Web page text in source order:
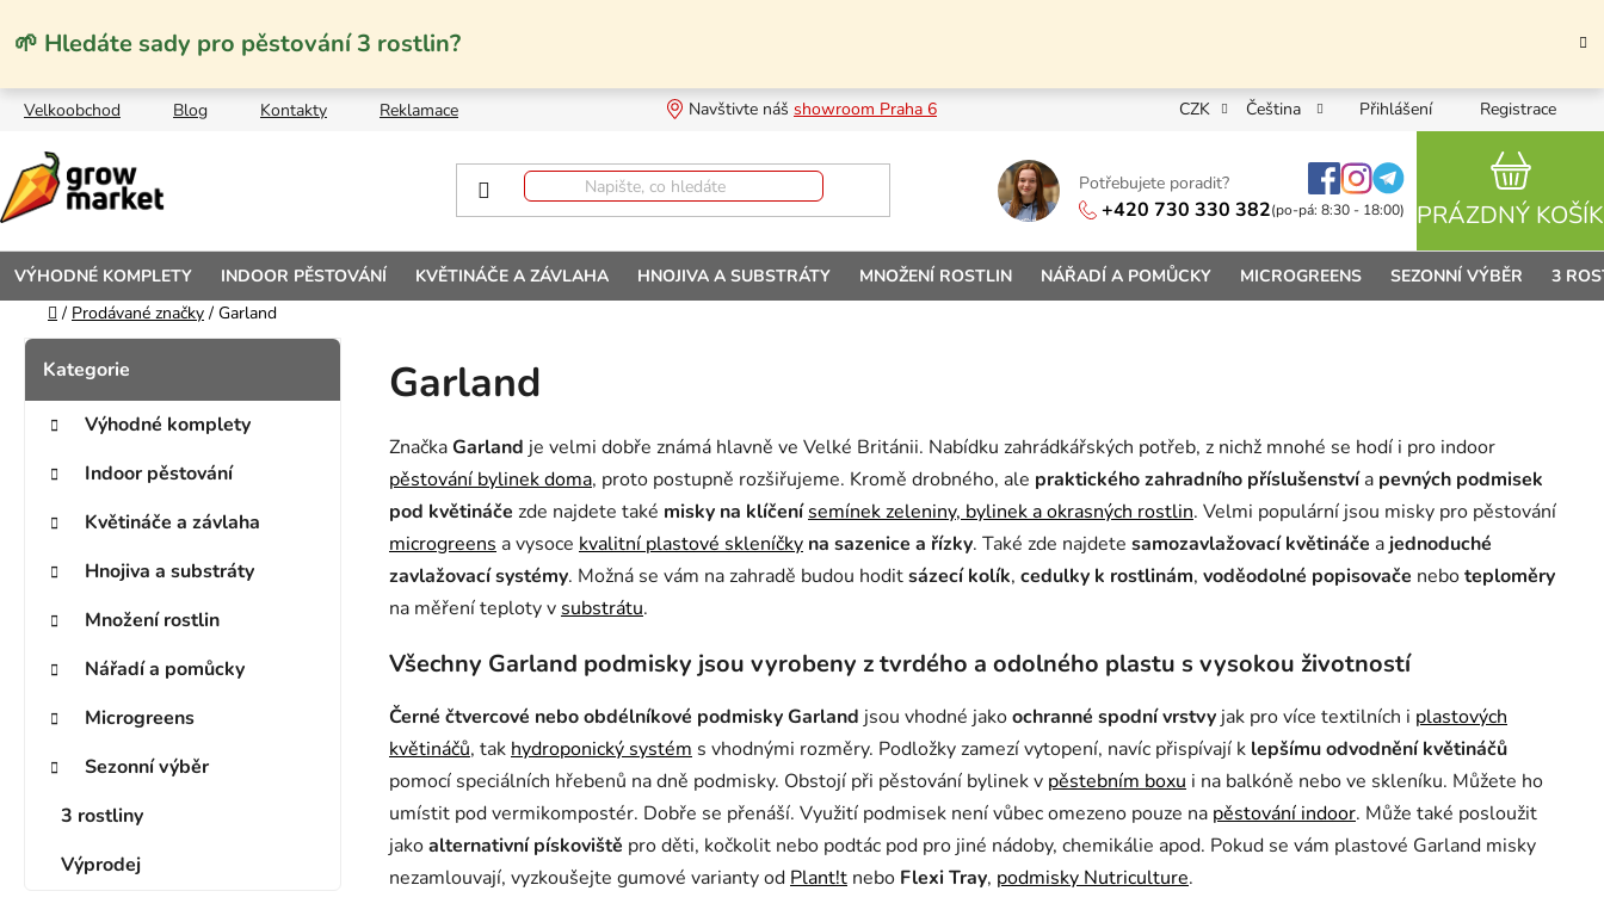
🌱 Hledáte sady pro pěstování 3 rostlin?
Velkoobchod Blog Kontakty Reklamace Navštivte náš showroom Praha 6 CZK Čeština Přihlášení Registrace
Potřebujete poradit?
+420 730 330 382(po-pá: 8:30 - 18:00) PRÁZDNÝ KOŠÍK
VÝHODNÉ KOMPLETY INDOOR PĚSTOVÁNÍ KVĚTINÁČE A ZÁVLAHA HNOJIVA A SUBSTRÁTY MNOŽENÍ ROSTLIN NÁŘADÍ A POMŮCKY MICROGREENS SEZONNÍ VÝBĚR
3
Domů
/ Prodávané značky / Garland
Postranní panel
Přeskočit kategorie
Kategorie
Výhodné komplety
Indoor pěstování
Květináče a závlaha
Hnojiva a substráty
Množení rostlin
Nářadí a pomůcky
Microgreens
Sezonní výběr
3 rostliny
Výprodej
Garland
ZnačkaGarland je velmi dobře známá hlavně ve Velké Británii. Nabídku zahrádkářských potřeb, z nichž mnohé se hodí i pro indoor
pěstování bylinek doma, proto postupně rozšiřujeme. Kromě drobného, ale praktického zahradního příslušenstvía pevných podmisek
pod květináče zde najdete také misky na klíčenísemínek zeleniny, bylinek a okrasných rostlin. Velmi populární jsou misky pro pěstování
microgreens a vysoce kvalitní plastové skleníčky na sazenice a řízky. Také zde najdete samozavlažovací květináče ajednoduché
zavlažovací systémy. Možná se vám na zahradě budou hoditsázecí kolík, cedulky k rostlinám, voděodolné popisovače neboteploměry
na měření teploty vsubstrátu.
Všechny Garland podmisky jsou vyrobeny z tvrdého a odolného plastu s vysokou životností
Černé čtvercové nebo obdélníkové podmisky Garland jsou vhodné jakoochranné spodní vrstvyjak pro více textilních i plastových
květináčů, takhydroponický systém s vhodnými rozměry. Podložky zamezí vytopení, navíc přispívají k lepšímu odvodnění květináčů
pomocí speciálních hřebenů na dně podmisky. Obstojí při pěstování bylinek v pěstebním boxu i na balkóně nebo ve skleníku. Můžete ho
umístit pod vermikompostér. Dobře se přenáší. Využití podmisek není vůbec omezeno pouze na pěstování indoor. Může také posloužit
jakoalternativní pískoviště pro děti, kočkolit nebo podtác pod pro jiné nádoby, chemikálie apod. Pokud se vám plastové Garland misky
nezamlouvají, vyzkoušejte gumové varianty odPlant!t nebo Flexi Tray, podmisky Nutriculture.